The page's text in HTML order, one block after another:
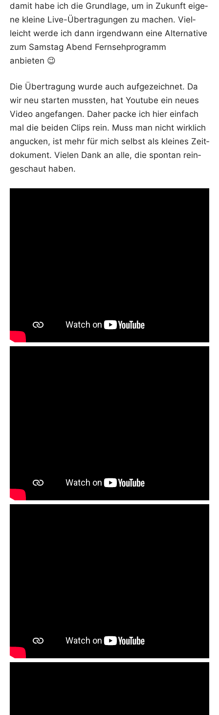
damit habe ich die Grund­la­ge, um in Zukunft eige­
ne klei­ne Live-Über­tra­gun­gen zu machen. Viel­
leicht wer­de ich dann irgend­wann eine Alter­na­ti­ve
zum Sams­tag Abend Fern­seh­pro­gramm
anbieten 😉
Die Über­tra­gung wur­de auch auf­ge­zeich­net. Da
wir neu star­ten muss­ten, hat You­tube ein neu­es
Video ange­fan­gen. Daher packe ich hier ein­fach
mal die bei­den Clips rein. Muss man nicht wirk­lich
angu­cken, ist mehr für mich selbst als klei­nes Zeit­
do­ku­ment. Vie­len Dank an alle, die spon­tan rein­
ge­schaut haben.